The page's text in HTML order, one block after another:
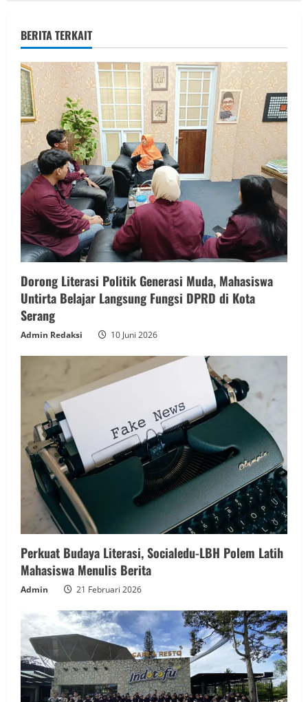
BERITA TERKAIT
Dorong Literasi Politik Generasi Muda, Mahasiswa
Untirta Belajar Langsung Fungsi DPRD di Kota
Serang
Admin Redaksi 10 Juni 2026
Perkuat Budaya Literasi, Socialedu-LBH Polem Latih
Mahasiswa Menulis Berita
Admin 21 Februari 2026